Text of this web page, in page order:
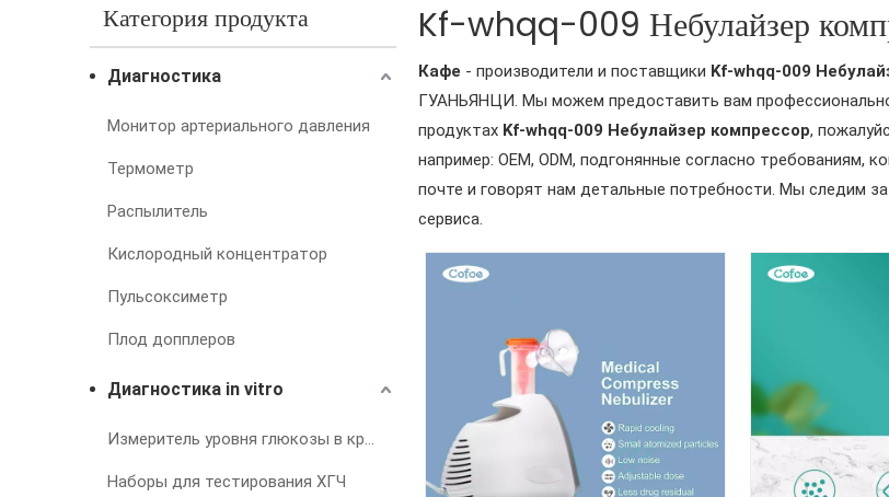
Категория продукта
Диагностика
Монитор артериального давления
Термометр
Распылитель
Кислородный концентратор
Пульсоксиметр
Плод допплеров
Диагностика in vitro
Измеритель уровня глюкозы в крови
Наборы для тестирования ХГЧ
Kf-whqq-009 Небулайзер
Кафе - производители и поставщики Kf-whqq-009
ГУАНЬЯНЦИ. Мы можем предоставить вам
продуктах Kf-whqq-009 Небулайзер компрессор,
например: OEM, ODM, подгонянные согласно требованиям,
почте и говорят нам детальные потребности. Мы следим
сервиса.